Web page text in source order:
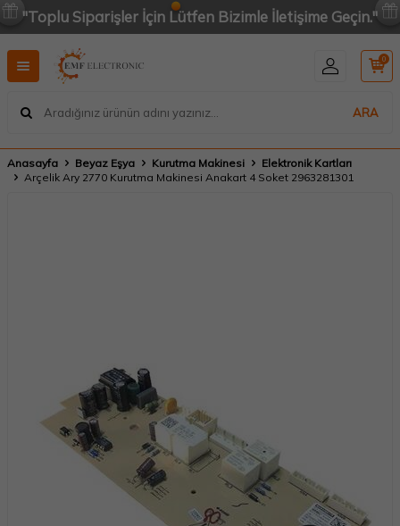
"Toplu Siparişler İçin Lütfen Bizimle İletişime Geçin."
ARA
0
Anasayfa Beyaz Eşya Kurutma Makinesi
Elektronik Kartları
Arçelik Ary 2770 Kurutma Makinesi Anakart 4 Soket 2963281301